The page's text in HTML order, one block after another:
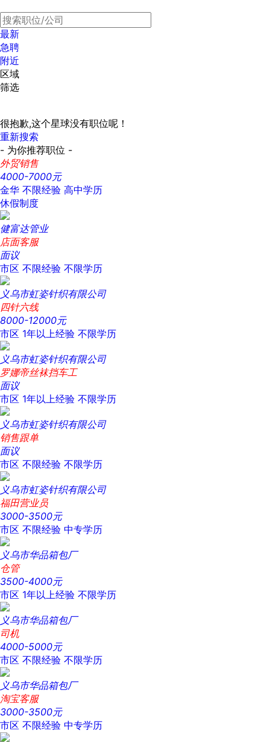
最新
急聘
附近
区域
筛选
很抱歉,这个星球没有职位呢！
重新搜索
- 为你推荐职位 -
外贸销售
4000-7000元
金华 不限经验 高中学历
休假制度
健富达管业
店面客服
面议
市区 不限经验 不限学历
义乌市虹姿针织有限公司
四针六线
8000-12000元
市区 1年以上经验 不限学历
义乌市虹姿针织有限公司
罗娜帝丝袜挡车工
面议
市区 1年以上经验 不限学历
义乌市虹姿针织有限公司
销售跟单
面议
市区 不限经验 不限学历
义乌市虹姿针织有限公司
福田营业员
3000-3500元
市区 不限经验 中专学历
义乌市华品箱包厂
仓管
3500-4000元
市区 1年以上经验 不限学历
义乌市华品箱包厂
司机
4000-5000元
市区 不限经验 不限学历
义乌市华品箱包厂
淘宝客服
3000-3500元
市区 不限经验 中专学历